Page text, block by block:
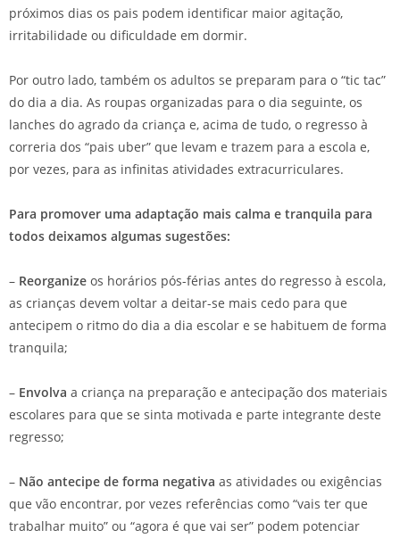
próximos dias os pais podem identificar maior agitação,
irritabilidade ou dificuldade em dormir.
Por outro lado, também os adultos se preparam para o “tic tac”
do dia a dia. As roupas organizadas para o dia seguinte, os
lanches do agrado da criança e, acima de tudo, o regresso à
correria dos “pais uber” que levam e trazem para a escola e,
por vezes, para as infinitas atividades extracurriculares.
Para promover uma adaptação mais calma e tranquila para
todos deixamos algumas sugestões:
– Reorganize os horários pós-férias antes do regresso à escola,
as crianças devem voltar a deitar-se mais cedo para que
antecipem o ritmo do dia a dia escolar e se habituem de forma
tranquila;
– Envolva a criança na preparação e antecipação dos materiais
escolares para que se sinta motivada e parte integrante deste
regresso;
– Não antecipe de forma negativa as atividades ou exigências
que vão encontrar, por vezes referências como “vais ter que
trabalhar muito” ou “agora é que vai ser” podem potenciar